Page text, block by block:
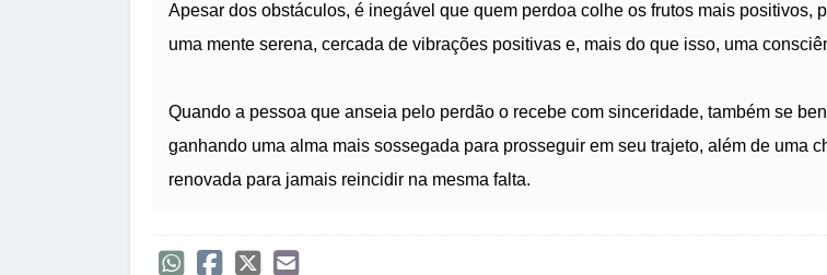
Apesar dos obstáculos, é inegável que quem perdoa colhe os frutos mais positivos,
uma mente serena, cercada de vibrações positivas e, mais do que isso, uma
Quando a pessoa que anseia pelo perdão o recebe com sinceridade, também se
ganhando uma alma mais sossegada para prosseguir em seu trajeto, além de uma
renovada para jamais reincidir na mesma falta.